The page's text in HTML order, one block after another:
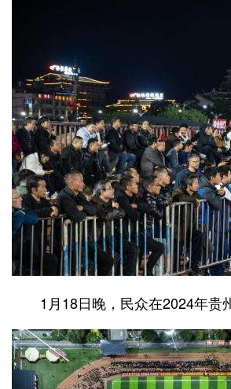
1月18日晚，民众在2024年贵